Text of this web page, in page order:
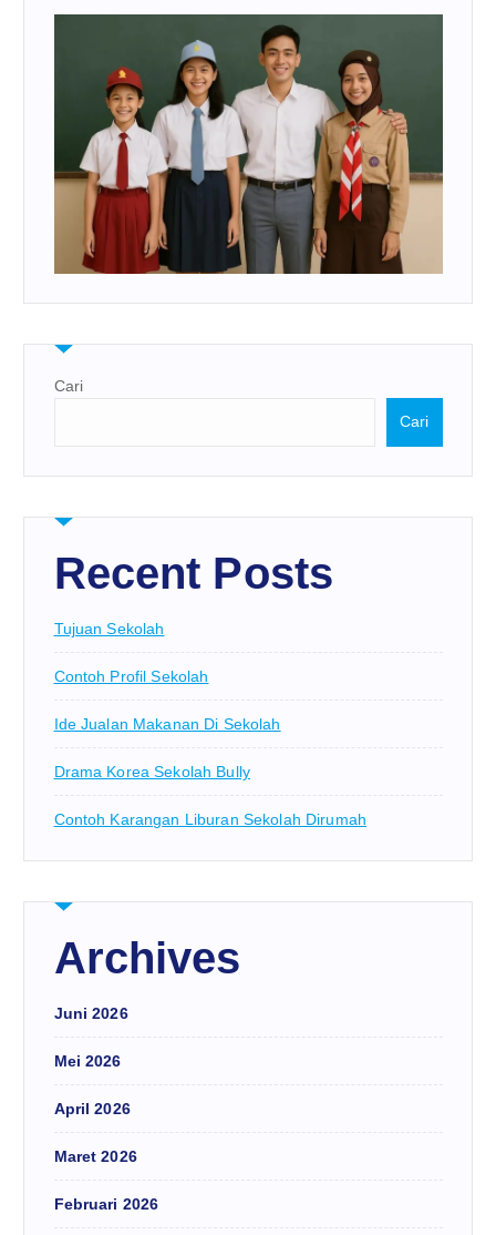
Cari
Cari
Recent Posts
Tujuan Sekolah
Contoh Profil Sekolah
Ide Jualan Makanan Di Sekolah
Drama Korea Sekolah Bully
Contoh Karangan Liburan Sekolah Dirumah
Archives
Juni 2026
Mei 2026
April 2026
Maret 2026
Februari 2026